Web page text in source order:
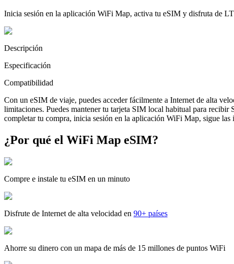
Inicia sesión en la aplicación WiFi Map, activa tu eSIM y disfruta de
Descripción
Especificación
Compatibilidad
Con un eSIM de viaje, puedes acceder fácilmente a Internet de alta
limitaciones. Puedes mantener tu tarjeta SIM local habitual para
completar tu compra, inicia sesión en la aplicación WiFi Map, sigue
¿Por qué el WiFi Map eSIM?
Compre e instale tu eSIM en un minuto
Disfrute de Internet de alta velocidad en 90+ países
Ahorre su dinero con un mapa de más de 15 millones de puntos WiFi